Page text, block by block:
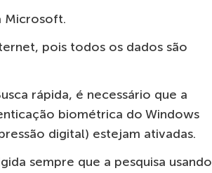
Microsoft.
pois todos os dados são
rápida, é necessário que a
biométrica do Windows
digital) estejam ativadas.
sempre que a pesquisa usando